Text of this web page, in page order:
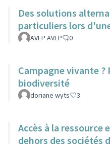
Des solutions
particuliers lors
AVEP AVEP 0
Campagne vivante
biodiversité
doriane wyts 3
Accès à la ressource
dehors des sociétés